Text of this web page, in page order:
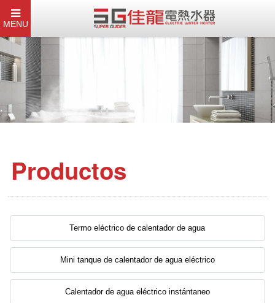
MENU
Productos
Termo eléctrico de calentador de agua
Mini tanque de calentador de agua eléctrico
Calentador de agua eléctrico instántaneo